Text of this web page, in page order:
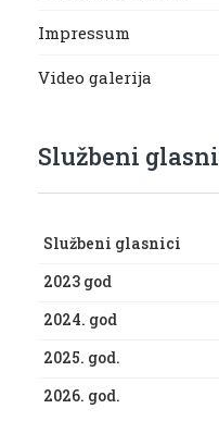
Impressum
Video galerija
Službeni
Službeni glasnici
2023 god
2024. god
2025. god.
2026. god.